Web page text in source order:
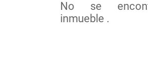
No se
inmueble .